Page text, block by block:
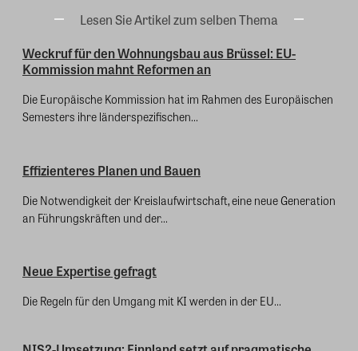
Lesen Sie Artikel zum selben Thema
Weckruf für den Wohnungsbau aus Brüssel: EU-
Kommission mahnt Reformen an
Die Europäische Kommission hat im Rahmen des Europäischen
Semesters ihre länderspezifischen...
Effizienteres Planen und Bauen
Die Notwendigkeit der Kreislaufwirtschaft, eine neue Generation
an Führungskräften und der...
Neue Expertise gefragt
Die Regeln für den Umgang mit KI werden in der EU...